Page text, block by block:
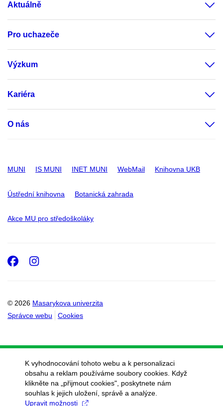
Aktuálně
Pro uchazeče
Výzkum
Kariéra
O nás
MUNI IS MUNI INET MUNI WebMail Knihovna UKB
Ústřední knihovna Botanická zahrada
Akce MU pro středoškoláky
© 2026 Masarykova univerzita
Správce webu
Cookies
Facebook
Instagram
K vyhodnocování tohoto webu a k personalizaci
obsahu a reklam používáme soubory cookies. Když
klikněte na „přijmout cookies", poskytnete nám
souhlas k jejich uložení, správě a analýze.
Upravit možnosti